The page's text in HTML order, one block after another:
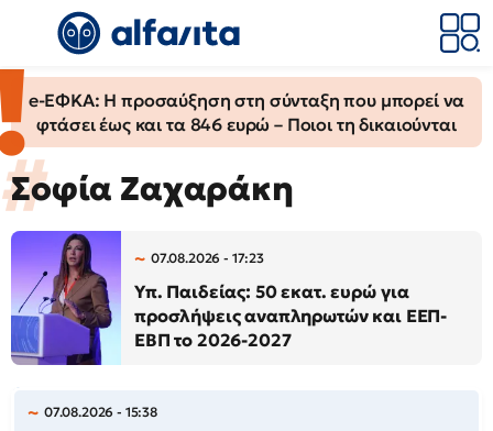
e-ΕΦΚΑ: Η προσαύξηση στη σύνταξη που μπορεί να
φτάσει έως και τα 846 ευρώ – Ποιοι τη δικαιούνται
Σοφία Ζαχαράκη
07.08.2026 - 17:23
Υπ. Παιδείας: 50 εκατ. ευρώ για
προσλήψεις αναπληρωτών και ΕΕΠ-
ΕΒΠ το 2026-2027
07.08.2026 - 15:38